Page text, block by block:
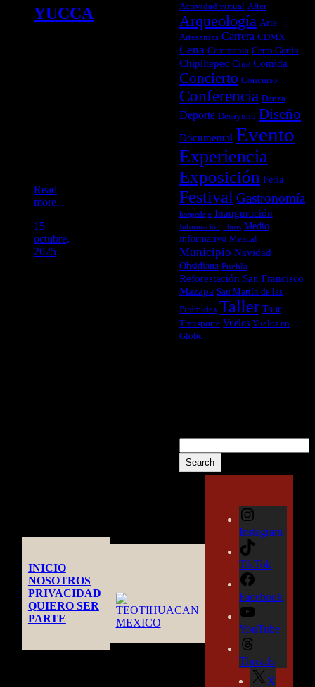
YUCCA
Read
more...
15
octubre,
2025
Actividad virtual After
Arqueología Arte
Artesanías Carrera CDMX
Cena Ceremonia Cerro Gordo
Chipiltepec Cine Comida
Concierto Concurso
Conferencia Danza
Deporte Desayuno Diseño
Documental Evento
Experiencia
Exposición Feria
Festival Gastronomía
hospedaje Inauguración
Información libros Medio
informativo Mezcal
Municipio Navidad
Obsidiana Puebla
Reforestación San Francisco
Mazapa San Martín de las
Pirámides Taller Tour
Transporte Vuelos Vuelos en
Globo
Search
INICIO
NOSOTROS
PRIVACIDAD
QUIERO SER
PARTE
Instagram
TikTok
Facebook
YouTube
Threads
X